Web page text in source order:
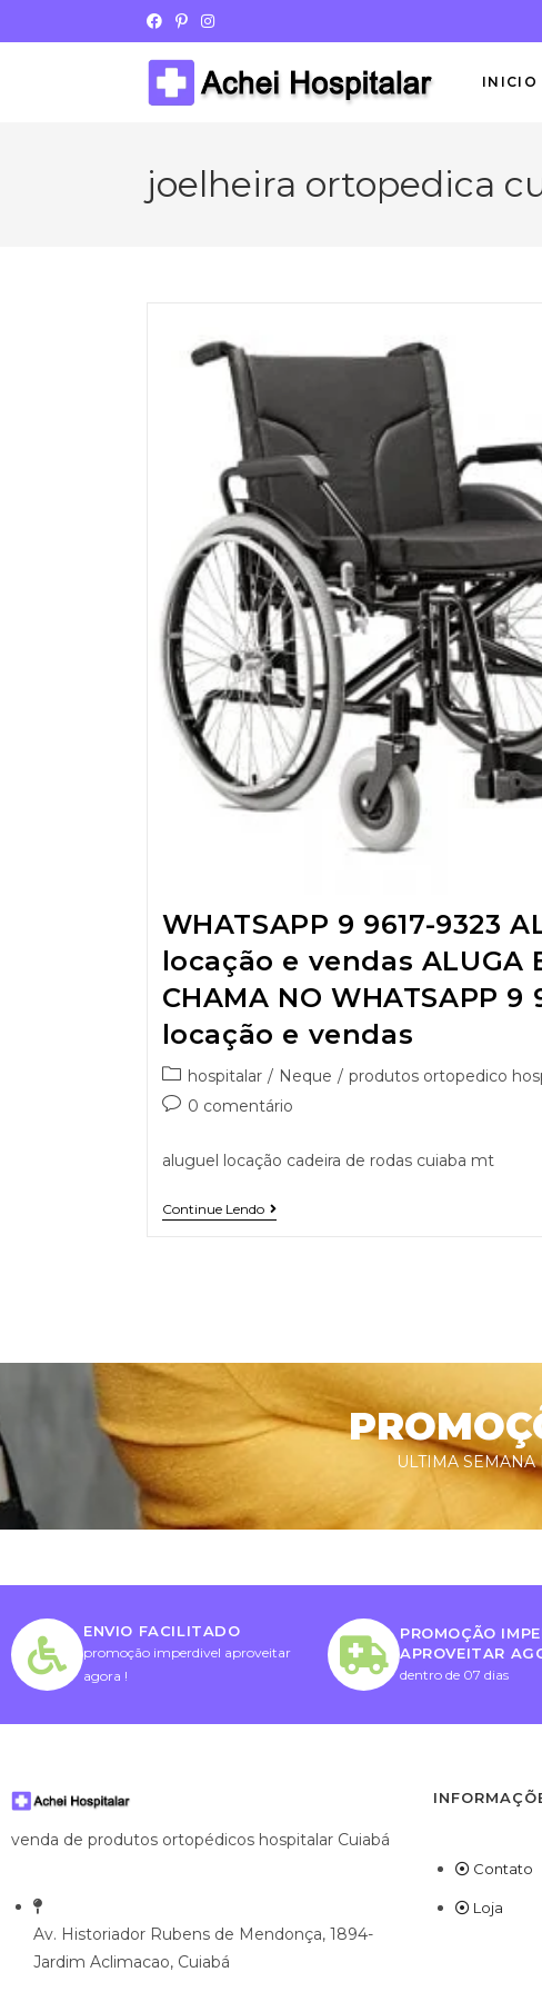
INICIO
joelheira ortopedica
WHATSAPP 9 9617-9323
locação e vendas ALUGA
CHAMA NO WHATSAPP 9
locação e vendas
hospitalar / Neque / produtos ortopedico
0 comentário
aluguel locação cadeira de rodas cuiaba mt
Continue Lendo
ULTIMA SEMANA
ENVIO FACILITADO
promoção imperdivel aproveitar
agora !
PROMOÇÃO
APROVEITAR
dentro de 07 dias
venda de produtos ortopédicos hospitalar Cuiabá
Av. Historiador Rubens de Mendonça, 1894-
Jardim Aclimacao, Cuiabá
Contato
Loja